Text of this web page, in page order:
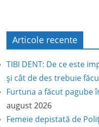
Articole recente
TIBI DENT: De ce este
și cât de des trebuie
Furtuna a făcut pagube
august 2026
Femeie depistată de